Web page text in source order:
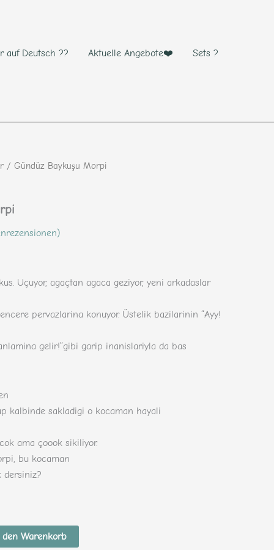
auf Deutsch ?? Aktuelle Angebote❤️
Sets ?
/ Gündüz Baykuşu Morpi
Uçuyor, agaçtan agaca geziyor, yeni arkadaslar
pervazlarina konuyor. Üstelik bazilarinin “Ayy!
gelir!”gibi garip inanislariyla da bas
kalbinde sakladigi o kocaman hayali
ama çoook sikiliyor.
bu kocaman
dersiniz?
Warenkorb